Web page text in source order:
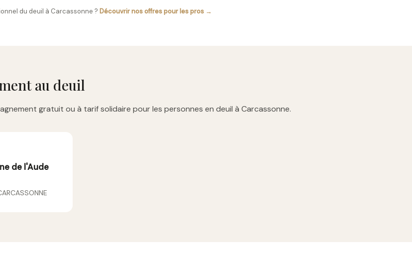
du deuil à Carcassonne ? Découvrir nos offres pour les pros →
au deuil
gratuit ou à tarif solidaire pour les personnes en deuil à Carcassonne.
de l'Aude